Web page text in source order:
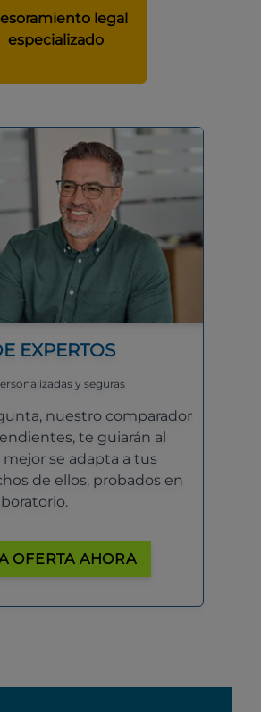
legal
especializado
EXPERTOS
y seguras
nuestro comparador
te guiarán al
se adapta a tus
de ellos, probados en
OFERTA AHORA